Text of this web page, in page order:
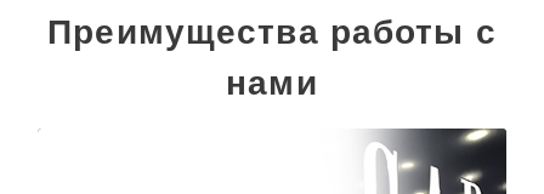
Преимущества работы с
нами